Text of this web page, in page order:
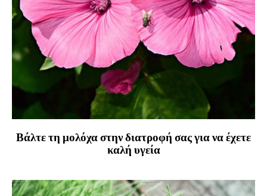
Βάλτε τη μολόχα στην διατροφή σας για να έχετε
καλή υγεία